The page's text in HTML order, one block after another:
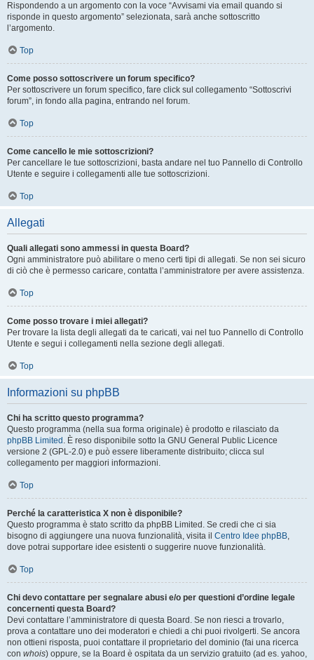
Rispondendo a un argomento con la voce “Avvisami via email quando si
risponde in questo argomento” selezionata, sarà anche sottoscritto
l’argomento.
Top
Come posso sottoscrivere un forum specifico?
Per sottoscrivere un forum specifico, fare click sul collegamento “Sottoscrivi
forum”, in fondo alla pagina, entrando nel forum.
Top
Come cancello le mie sottoscrizioni?
Per cancellare le tue sottoscrizioni, basta andare nel tuo Pannello di Controllo
Utente e seguire i collegamenti alle tue sottoscrizioni.
Top
Allegati
Quali allegati sono ammessi in questa Board?
Ogni amministratore può abilitare o meno certi tipi di allegati. Se non sei sicuro
di ciò che è permesso caricare, contatta l’amministratore per avere assistenza.
Top
Come posso trovare i miei allegati?
Per trovare la lista degli allegati da te caricati, vai nel tuo Pannello di Controllo
Utente e segui i collegamenti nella sezione degli allegati.
Top
Informazioni su phpBB
Chi ha scritto questo programma?
Questo programma (nella sua forma originale) è prodotto e rilasciato da
phpBB Limited . È reso disponibile sotto la GNU General Public Licence
versione 2 (GPL-2.0) e può essere liberamente distribuito; clicca sul
collegamento per maggiori informazioni.
Top
Perché la caratteristica X non è disponibile?
Questo programma è stato scritto da phpBB Limited. Se credi che ci sia
bisogno di aggiungere una nuova funzionalità, visita il Centro Idee phpBB,
dove potrai supportare idee esistenti o suggerire nuove funzionalità.
Top
Chi devo contattare per segnalare abusi e/o per questioni d’ordine legale
concernenti questa Board?
Devi contattare l’amministratore di questa Board. Se non riesci a trovarlo,
prova a contattare uno dei moderatori e chiedi a chi puoi rivolgerti. Se ancora
non ottieni risposta, puoi contattare il proprietario del dominio (fai una ricerca
con whois) oppure, se la Board è ospitata da un servizio gratuito (ad es. yahoo,